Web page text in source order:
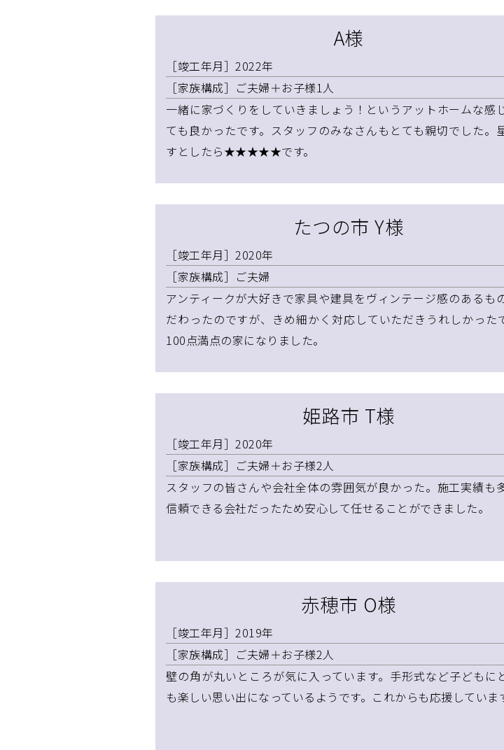
A様
［竣工年月］2022年
［家族構成］ご夫婦＋お子様1人
一緒に家づくりをしていきましょう！というアットホームな感
ても良かったです。スタッフのみなさんもとても親切でした。
すとしたら★★★★★です。
たつの市 Y様
［竣工年月］2020年
［家族構成］ご夫婦
アンティークが大好きで家具や建具をヴィンテージ感のあるも
だわったのですが、きめ細かく対応していただきうれしかったで
100点満点の家になりました。
姫路市 T様
［竣工年月］2020年
［家族構成］ご夫婦＋お子様2人
スタッフの皆さんや会社全体の雰囲気が良かった。施工実績も多
信頼できる会社だったため安心して任せることができました。
赤穂市 O様
［竣工年月］2019年
［家族構成］ご夫婦＋お子様2人
壁の角が丸いところが気に入っています。手形式など子どもに
も楽しい思い出になっているようです。これからも応援していま